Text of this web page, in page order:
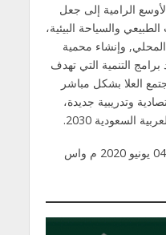
الرامية إلى جعل
والسياحة البيئية،
وإنشاء محمية
التنمية التي تهدف
العلا بشكل مباشر
وتدريبية جديدة،
السعودية 2030.